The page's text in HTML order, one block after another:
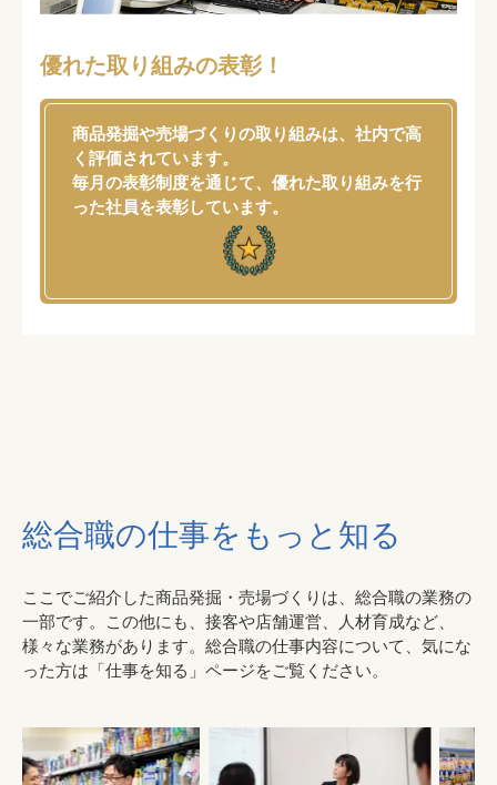
優れた取り組みの表彰！
商品発掘や売場づくりの取り組みは、社内で高
く評価されています。
毎月の表彰制度を通じて、優れた取り組みを行
った社員を表彰しています。
総合職の仕事をもっと知る
ここでご紹介した商品発掘・売場づくりは、総合職の業務の
一部です。この他にも、接客や店舗運営、人材育成など、
様々な業務があります。総合職の仕事内容について、気にな
った方は「仕事を知る」ページをご覧ください。